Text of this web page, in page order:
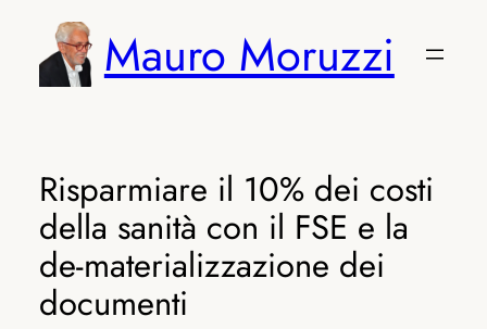
contenuto
Mauro Moruzzi
Risparmiare il 10% dei costi
della sanità con il FSE e la
de-materializzazione dei
documenti